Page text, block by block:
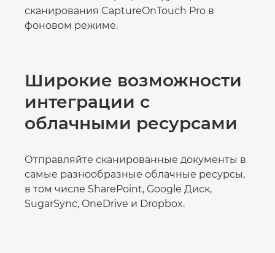
сканирования CaptureOnTouch Pro в
фоновом режиме.
Широкие возможности
интеграции с
облачными ресурсами
Отправляйте сканированные документы в
самые разнообразные облачные ресурсы,
в том числе SharePoint, Google Диск,
SugarSync, OneDrive и Dropbox.